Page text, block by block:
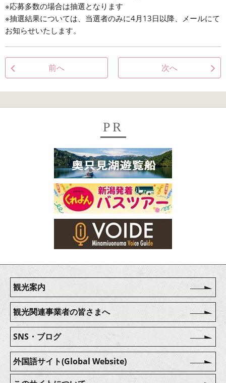
※応募多数の場合は抽選となります
※抽選結果については、当選者のみに4月13日以降、メールにて
お知らせいたします。
前へ 次へ
PR
観光案内
観光関連事業者の皆さまへ
SNS・ブログ
外国語サイト(Global Website)